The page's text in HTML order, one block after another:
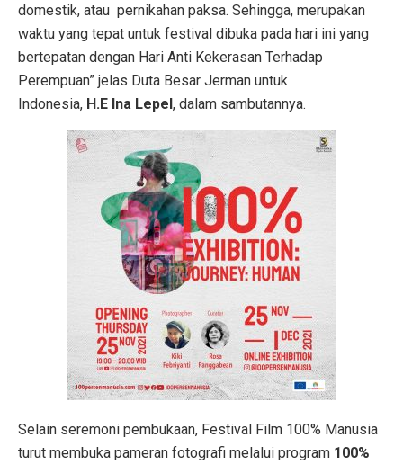
domestik, atau pernikahan paksa. Sehingga, merupakan
waktu yang tepat untuk festival dibuka pada hari ini yang
bertepatan dengan Hari Anti Kekerasan Terhadap
Perempuan” jelas Duta Besar Jerman untuk
Indonesia, H.E Ina Lepel, dalam sambutannya.
Selain seremoni pembukaan, Festival Film 100% Manusia
turut membuka pameran fotografi melalui program 100%